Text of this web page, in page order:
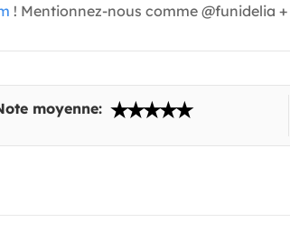
! Mentionnez-nous comme @funidelia +
moyenne: